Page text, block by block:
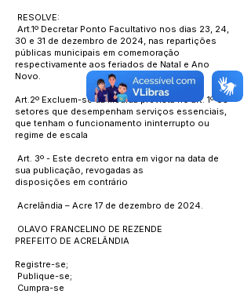
RESOLVE:
Art.1º Decretar Ponto Facultativo nos dias 23, 24,
30 e 31 de dezembro de 2024, nas repartições
públicas municipais em comemoração
respectivamente aos feriados de Natal e Ano
Novo.
Art.2º Excluem-se da medida prevista no art. 1º os
setores que desempenham serviços essenciais,
que tenham o funcionamento ininterrupto ou
regime de escala
Art. 3º - Este decreto entra em vigor na data de
sua publicação, revogadas as
disposições em contrário
Acrelândia – Acre 17 de dezembro de 2024.
OLAVO FRANCELINO DE REZENDE
PREFEITO DE ACRELÂNDIA
Registre-se;
Publique-se;
Cumpra-se